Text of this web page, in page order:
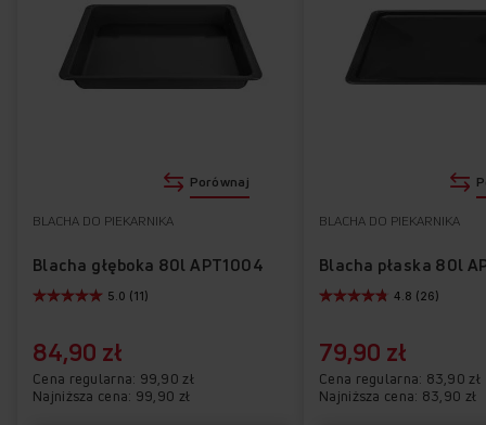
84,90 zł
Cena regularna 99,90 zł
Najniższa cena: 99,90 zł
BLACHA DO PIEKARNIKA
Blacha głęboka 80l APT1004
5.0 (11)
Porównaj
79,90 zł
Cena regularna 83,90 zł
Najniższa cena: 83,90 zł
BLACHA DO PIEKARNIKA
Blacha płaska 80l
4.8 (26)